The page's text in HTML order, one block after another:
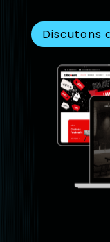
Discutons